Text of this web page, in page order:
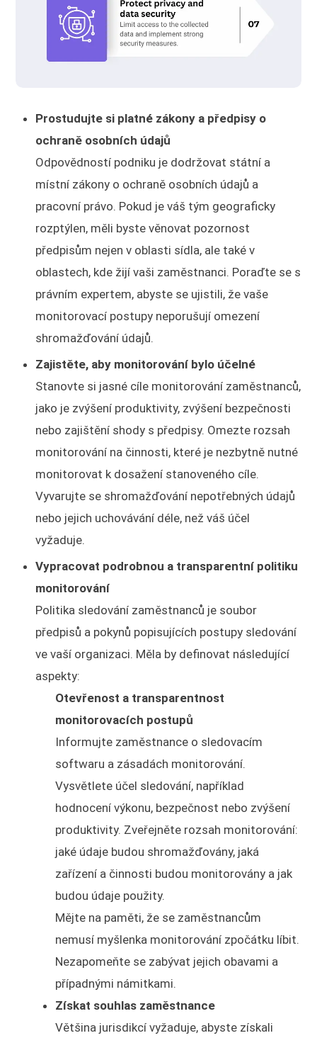
Prostudujte si platné zákony a předpisy o
ochraně osobních údajů
Odpovědností podniku je dodržovat státní a
místní zákony o ochraně osobních údajů a
pracovní právo. Pokud je váš tým geograficky
rozptýlen, měli byste věnovat pozornost
předpisům nejen v oblasti sídla, ale také v
oblastech, kde žijí vaši zaměstnanci. Poraďte se s
právním expertem, abyste se ujistili, že vaše
monitorovací postupy neporušují omezení
shromažďování údajů.
Zajistěte, aby monitorování bylo účelné
Stanovte si jasné cíle monitorování zaměstnanců,
jako je zvýšení produktivity, zvýšení bezpečnosti
nebo zajištění shody s předpisy. Omezte rozsah
monitorování na činnosti, které je nezbytně nutné
monitorovat k dosažení stanoveného cíle.
Vyvarujte se shromažďování nepotřebných údajů
nebo jejich uchovávání déle, než váš účel
vyžaduje.
Vypracovat podrobnou a transparentní politiku
monitorování
Politika sledování zaměstnanců je soubor
předpisů a pokynů popisujících postupy sledování
ve vaší organizaci. Měla by definovat následující
aspekty:
Otevřenost a transparentnost
monitorovacích postupů
Informujte zaměstnance o sledovacím
softwaru a zásadách monitorování.
Vysvětlete účel sledování, například
hodnocení výkonu, bezpečnost nebo zvýšení
produktivity. Zveřejněte rozsah monitorování:
jaké údaje budou shromažďovány, jaká
zařízení a činnosti budou monitorovány a jak
budou údaje použity.
Mějte na paměti, že se zaměstnancům
nemusí myšlenka monitorování zpočátku líbit.
Nezapomeňte se zabývat jejich obavami a
případnými námitkami.
Získat souhlas zaměstnance
Většina jurisdikcí vyžaduje, abyste získali